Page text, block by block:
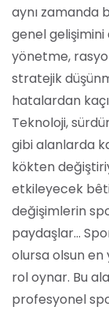
aynı zamanda
genel
yönetme,
stratejik
hatalardan
Teknoloji,
gibi alanlarda
kökten
etkileyecek
değişimlerin
paydaşlar…
olursa olsun
rol oynar. Bu
profesyonel